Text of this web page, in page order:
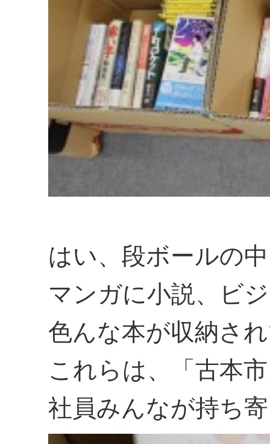
はい、段ボールの
マンガに小説、ビ
色んな本が収納さ
これらは、「古本
社員みんなが持ち